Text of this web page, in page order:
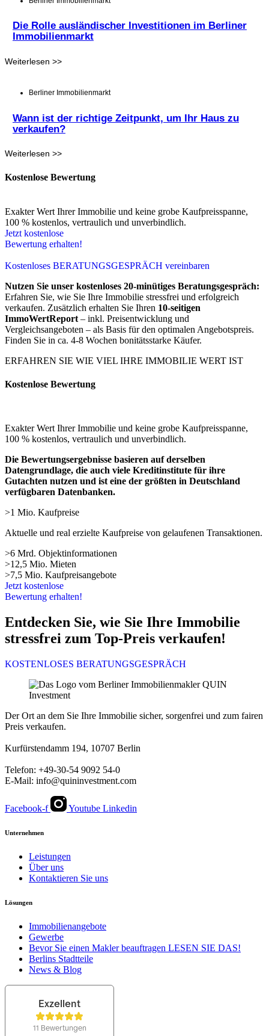
Die Rolle ausländischer Investitionen im Berliner
Immobilienmarkt
Weiterlesen >>
Berliner Immobilienmarkt
Wann ist der richtige Zeitpunkt, um Ihr Haus zu
verkaufen?
Weiterlesen >>
Kostenlose Bewertung
Exakter Wert Ihrer Immobilie und keine grobe Kaufpreisspanne,
100 % kostenlos, vertraulich und unverbindlich.
Jetzt kostenlose
Bewertung erhalten!
Kostenloses BERATUNGSGESPRÄCH vereinbaren
Nutzen Sie unser kostenloses 20-minütiges Beratungsgespräch:
Erfahren Sie, wie Sie Ihre Immobilie stressfrei und erfolgreich
verkaufen. Zusätzlich erhalten Sie Ihren 10-seitigen
ImmoWertReport – inkl. Preisentwicklung und
Vergleichsangeboten – als Basis für den optimalen Angebotspreis.
Finden Sie in ca. 4-8 Wochen bonitätsstarke Käufer.
ERFAHREN SIE WIE VIEL IHRE IMMOBILIE WERT IST
Kostenlose Bewertung
Exakter Wert Ihrer Immobilie und keine grobe Kaufpreisspanne,
100 % kostenlos, vertraulich und unverbindlich.
Die Bewertungsergebnisse basieren auf derselben
Datengrundlage, die auch viele Kreditinstitute für ihre
Gutachten nutzen und ist eine der größten in Deutschland
verfügbaren Datenbanken.
>1 Mio. Kaufpreise
Aktuelle und real erzielte Kaufpreise von gelaufenen Transaktionen.
>6 Mrd. Objektinformationen
>12,5 Mio. Mieten
>7,5 Mio. Kaufpreisangebote
Jetzt kostenlose
Bewertung erhalten!
Entdecken Sie, wie Sie Ihre Immobilie
stressfrei zum Top-Preis verkaufen!
KOSTENLOSES BERATUNGSGESPRÄCH
Der Ort an dem Sie Ihre Immobilie sicher, sorgenfrei und zum fairen
Preis verkaufen.
Kurfürstendamm 194, 10707 Berlin
Telefon: +49-30-54 9092 54-0
E-Mail: info@quininvestment.com
Facebook-f Youtube Linkedin
Unternehmen
Leistungen
Über uns
Kontaktieren Sie uns
Lösungen
Immobilienangebote
Gewerbe
Bevor Sie einen Makler beauftragen LESEN SIE DAS!
Berlins Stadtteile
News & Blog